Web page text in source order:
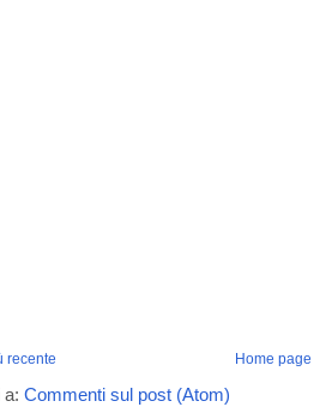
recente Home page
a: Commenti sul post (Atom)